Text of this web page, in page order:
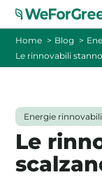
TARIFFE
Home Blog
Le rinnovabili
Energie rinnovabili
Le